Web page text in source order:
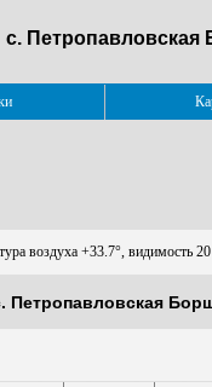
с. Петропавловская
воздуха +33.7°, видимость
Петропавловская